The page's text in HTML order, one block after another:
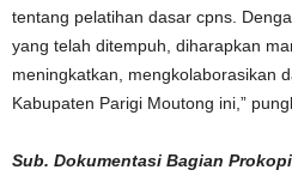
tentang pelatihan dasar cpns.
yang telah ditempuh, diharapkan
meningkatkan, mengkolaborasikan
Kabupaten Parigi Moutong ini,”
Sub. Dokumentasi Bagian